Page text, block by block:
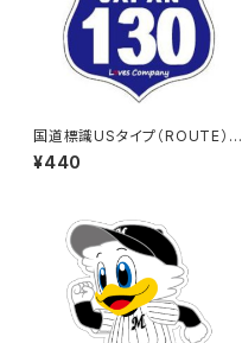
国道標識USタイプ（ROUTE）ス
テッカー 130号線
¥440